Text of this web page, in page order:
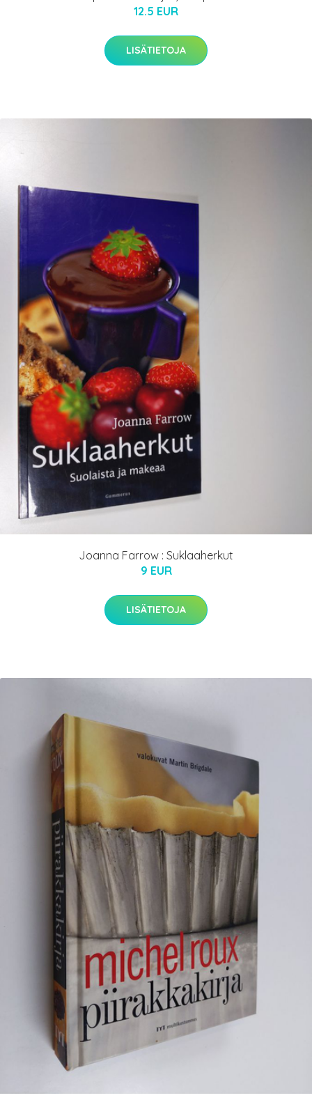
12.5 EUR
LISÄTIETOJA
Joanna Farrow : Suklaaherkut
9 EUR
LISÄTIETOJA